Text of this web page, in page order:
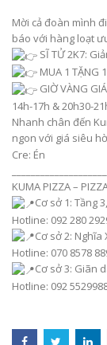
Mời cả đoàn mình
báo với hàng loạt
SĨ TỬ 2K7:
MUA 1 TẶNG
GIỜ VÀNG
14h-17h & 20h30-
Nhanh chân đến
ngon với giá siêu
Cre: Én
KUMA PIZZA –
Cơ sở 1: Tầng
Hotline: 092 280
Cơ sở 2: Nghĩa
Hotline: 070 8578
Cơ sở 3: Giãn
Hotline: 092